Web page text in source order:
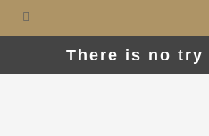
There is no